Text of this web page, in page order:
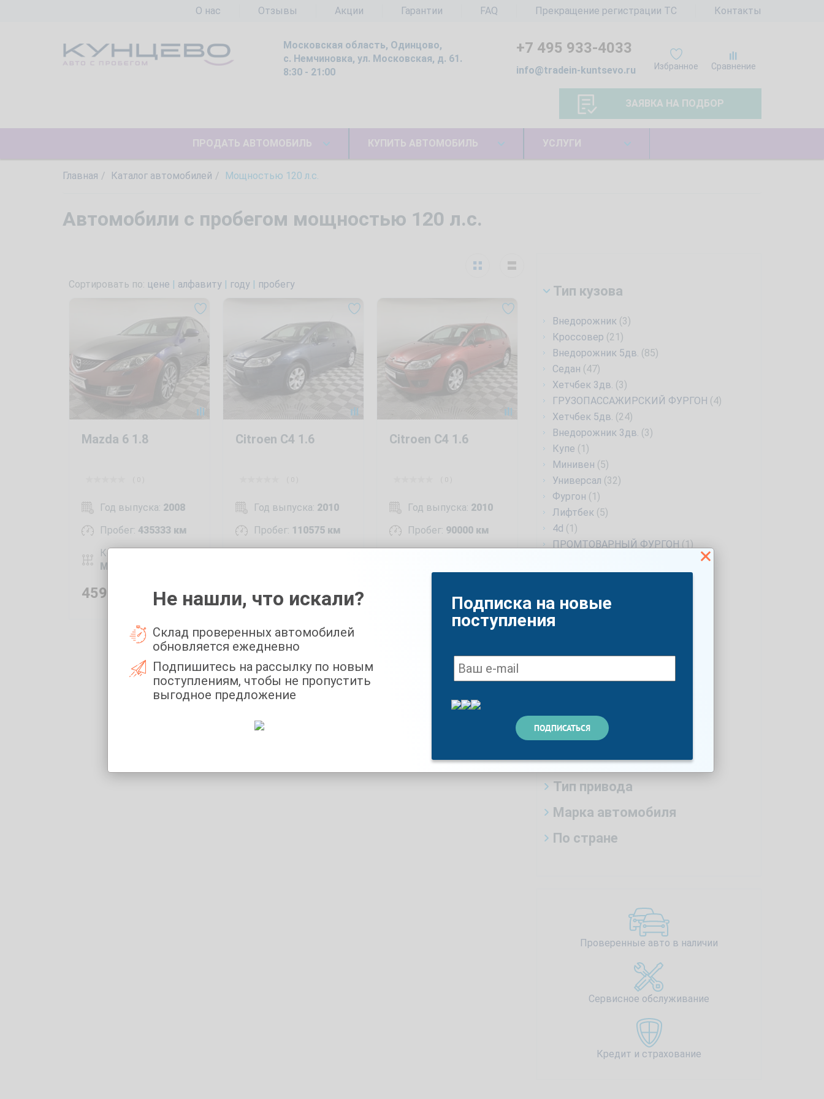
О нас Отзывы Акции Гарантии FAQ Прекращение регистрации ТС Контакты
Московская область, Одинцово,
с. Немчиновка, ул. Московская, д. 61.
8:30 - 21:00
Избранное Сравнение
+7 495 933-4033
info@tradein-kuntsevo.ru
ЗАЯВКА НА ПОДБОР
ПРОДАТЬ АВТОМОБИЛЬ КУПИТЬ АВТОМОБИЛЬ УСЛУГИ
Главная Каталог автомобилей Мощностью 120 л.c.
Автомобили с пробегом мощностью 120 л.c.
Тип кузова
Внедорожник (3)
Кроссовер (21)
Внедорожник 5дв. (85)
Седан (47)
Хетчбек 3дв. (3)
ГРУЗОПАССАЖИРСКИЙ ФУРГОН (4)
Хетчбек 5дв. (24)
Внедорожник 3дв. (3)
Купе (1)
Минивен (5)
Универсал (32)
Фургон (1)
Лифтбек (5)
4d (1)
ПРОМТОВАРНЫЙ ФУРГОН (1)
Количество дверей
Объем двигателя
Список опций
Цвет
Тип двигателя
Тип привода
Марка автомобиля
По стране
Проверенные авто в наличии
Сервисное обслуживание
Кредит и страхование
Сортировать по: цене | алфавиту | году | пробегу
Mazda 6 1.8
Год выпуска: 2008
Пробег: 435333 км
Коробка передач:
Механика
459 000
Citroen C4 1.6
Год выпуска: 2010
Пробег: 110575 км
389 000₽
Citroen C4 1.6
Год выпуска: 2010
Пробег: 90000 км
₽
Не нашли, что искали?
Склад проверенных автомобилей
обновляется ежедневно
Подпишитесь на рассылку по новым
поступлениям, чтобы не пропустить
выгодное предложение
Подписка на новые
поступления